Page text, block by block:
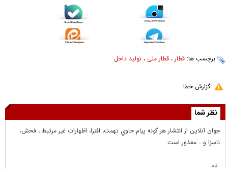
برچسب ها: قطار ، قطار ملی ، تولید داخل
گزارش خطا
نظر شما
جوان آنلاين از انتشار هر گونه پيام حاوي تهمت، افترا، اظهارات غير مرتبط ، فحش،
ناسزا و... معذور است
نام